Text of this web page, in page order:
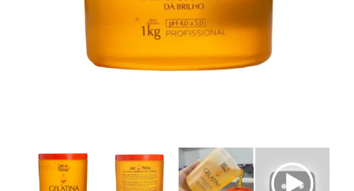
Consegna e Pagamento
Recensioni